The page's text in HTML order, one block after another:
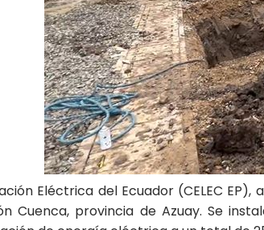
Eléctrica del Ecuador (CELEC EP),
Cuenca, provincia de Azuay. Se